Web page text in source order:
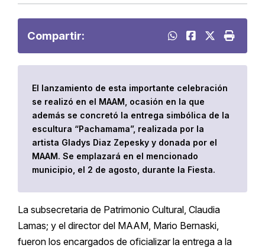
Compartir:
El lanzamiento de esta importante celebración
se realizó en el MAAM, ocasión en la que
además se concretó la entrega simbólica de la
escultura “Pachamama”, realizada por la
artista Gladys Diaz Zepesky y donada por el
MAAM. Se emplazará en el mencionado
municipio, el 2 de agosto, durante la Fiesta.
La subsecretaria de Patrimonio Cultural, Claudia
Lamas; y el director del MAAM, Mario Bernaski,
fueron los encargados de oficializar la entrega a la